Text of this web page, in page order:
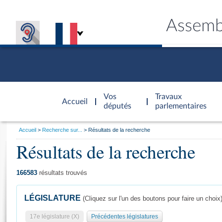
Accueil
d'accueil
Vos
députés
Travaux
parlementaires
Général
Vous
Accueil Recherche sur... Résultats de la recherche
Résultats de la recherche
166583 résultats trouvés
LÉGISLATURE (Cliquez sur l'un des boutons pour faire un choix)
17e législature (X) Précédentes législatures